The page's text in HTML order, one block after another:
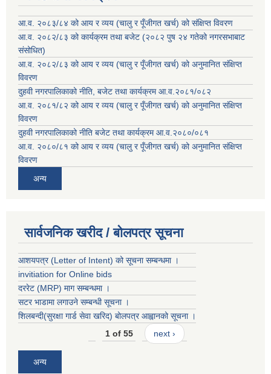
आ.व. २०८३/८४ को आय र व्यय (चालु र पूँजीगत खर्च) को संक्षिप्त विवरण
आ.व. २०८२/८३ को कार्यक्रम तथा बजेट (२०८२ पुष २४ गतेको नगरसभाबाट
संसोधित)
आ.व. २०८२/८३ को आय र व्यय (चालु र पूँजीगत खर्च) को अनुमानित संक्षिप्त
विवरण
दुहवी नगरपालिकाको नीति, बजेट तथा कार्यक्रम आ.व.२०८१/०८२
आ.व. २०८१/८२ को आय र व्यय (चालु र पूँजीगत खर्च) को अनुमानित संक्षिप्त
विवरण
दुहवी नगरपालिकाको नीति बजेट तथा कार्यक्रम आ.व.२०८०/०८१
आ.व. २०८०/८१ को आय र व्यय (चालु र पूँजीगत खर्च) को अनुमानित संक्षिप्त
विवरण
अन्य
सार्वजनिक खरीद / बोलपत्र सूचना
आशयपत्र (Letter of Intent) को सूचना सम्बन्धमा ।
invitiation for Online bids
दररेट (MRP) माग सम्बन्धमा ।
सटर भाडामा लगाउने सम्बन्धी सूचना ।
शिलबन्दी(सुरक्षा गार्ड सेवा खरिद) बोलपत्र आह्वानको सूचना ।
1 of 55
next ›
अन्य